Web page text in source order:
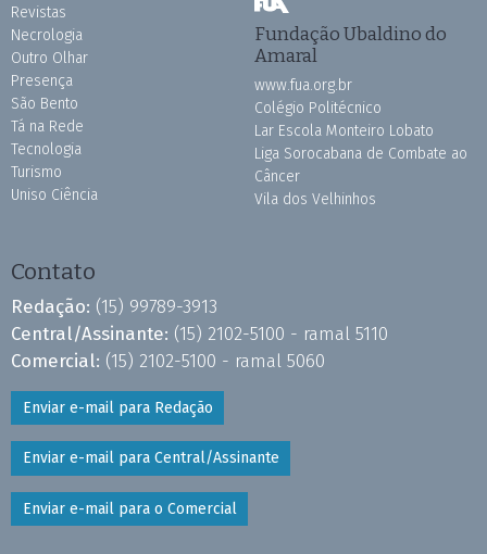
Revistas
Necrologia
Outro Olhar
Presença
São Bento
Tá na Rede
Tecnologia
Turismo
Uniso Ciência
Fundação Ubaldino do
Amaral
www.fua.org.br
Colégio Politécnico
Lar Escola Monteiro Lobato
Liga Sorocabana de Combate ao
Câncer
Vila dos Velhinhos
Contato
Redação: (15) 99789-3913
Central/Assinante: (15) 2102-5100 - ramal 5110
Comercial: (15) 2102-5100 - ramal 5060
Enviar e-mail para Redação
Enviar e-mail para Central/Assinante
Enviar e-mail para o Comercial